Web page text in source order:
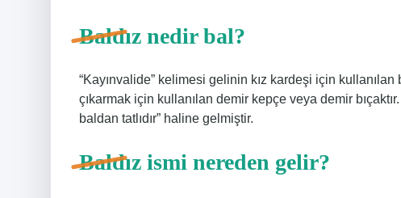
Baldız nedir bal?
“Kayınvalide” kelimesi gelinin kız kardeşi için kullanılan
çıkarmak için kullanılan demir kepçe veya demir
baldan tatlıdır” haline gelmiştir.
Baldız ismi nereden gelir?